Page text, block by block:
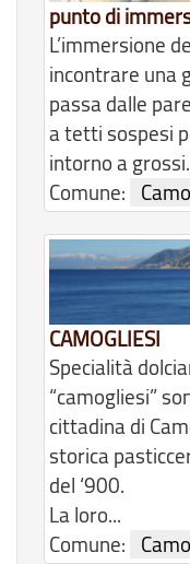
punto di
L’immersione
incontrare una
passa dalle
a tetti sospesi
intorno a
Comune:
CAMOGLIESI
Specialità
“camogliesi”
cittadina di
storica
del ‘900.
La loro...
Comune: